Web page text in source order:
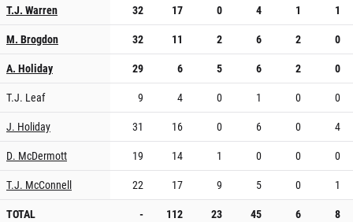
T.J. Warren
32 17 0 4 1
1
M. Brogdon
32 11 2 6 2
0
A. Holiday
29 6 5 6 2
0
T.J. Leaf
9 4 0 1 0
0
J. Holiday
31 16 0 6 0
4
D. McDermott
19 14 1 0 0
0
T.J. McConnell
22 17 9 5 0
1
TOTAL
- 112 23 45 6 8